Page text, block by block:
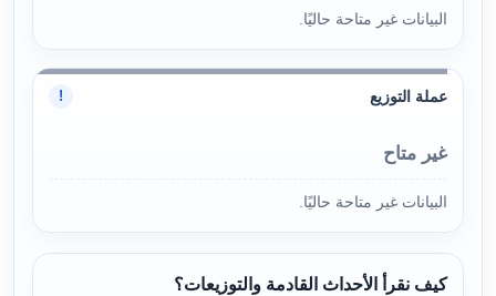
البيانات غير متاحة حاليًا.
عملة التوزيع !
غير متاح
البيانات غير متاحة حاليًا.
كيف نقرأ الأحداث القادمة والتوزيعات؟